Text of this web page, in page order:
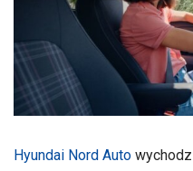
Hyundai Nord Auto